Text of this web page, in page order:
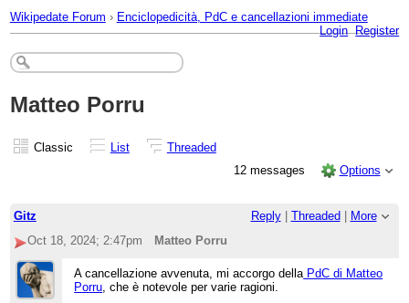
Wikipedate Forum › Enciclopedicità, PdC e cancellazioni immediate
Login Register
Matteo Porru
Classic List
Threaded
12 messages
Options
Gitz Reply| Threaded
More
Oct 18, 2024; 2:47pm
Matteo Porru
A cancellazione avvenuta, mi accorgo dellaPdC di Matteo
Porru, che è notevole per varie ragioni.